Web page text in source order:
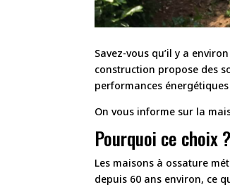
Savez-vous qu’il y a
construction propose des
performances
On vous informe sur la
Pourquoi ce choix ?
Les maisons à ossature
depuis 60 ans environ, ce